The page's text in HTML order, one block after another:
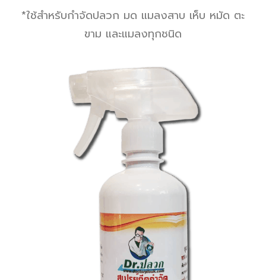
*ใช้สำหรับกำจัดปลวก มด แมลงสาบ เห็บ หมัด ตะ
ขาม และแมลงทุกชนิด